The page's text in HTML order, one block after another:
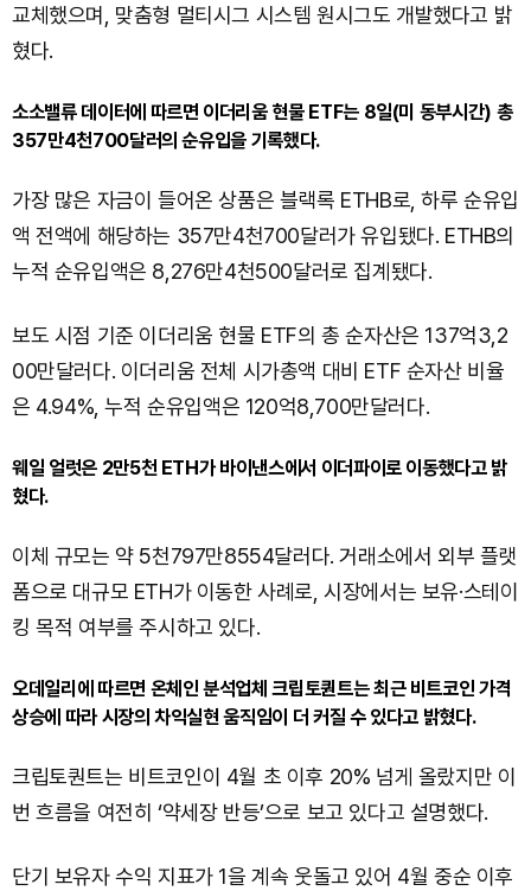
교체했으며, 맞춤형 멀티시그 시스템 원시그도 개발했다고 밝
혔다.
소소밸류 데이터에 따르면 이더리움 현물 ETF는 8일(미 동부시간) 총
357만4천700달러의 순유입을 기록했다.
가장 많은 자금이 들어온 상품은 블랙록 ETHB로, 하루 순유입
액 전액에 해당하는 357만4천700달러가 유입됐다. ETHB의
누적 순유입액은 8,276만4천500달러로 집계됐다.
보도 시점 기준 이더리움 현물 ETF의 총 순자산은 137억3,2
00만달러다. 이더리움 전체 시가총액 대비 ETF 순자산 비율
은 4.94%, 누적 순유입액은 120억8,700만달러다.
웨일 얼럿은 2만5천 ETH가 바이낸스에서 이더파이로 이동했다고 밝
혔다.
이체 규모는 약 5천797만8554달러다. 거래소에서 외부 플랫
폼으로 대규모 ETH가 이동한 사례로, 시장에서는 보유·스테이
킹 목적 여부를 주시하고 있다.
오데일리에 따르면 온체인 분석업체 크립토퀀트는 최근 비트코인 가격
상승에 따라 시장의 차익실현 움직임이 더 커질 수 있다고 밝혔다.
크립토퀀트는 비트코인이 4월 초 이후 20% 넘게 올랐지만 이
번 흐름을 여전히 ‘약세장 반등’으로 보고 있다고 설명했다.
단기 보유자 수익 지표가 1을 계속 웃돌고 있어 4월 중순 이후